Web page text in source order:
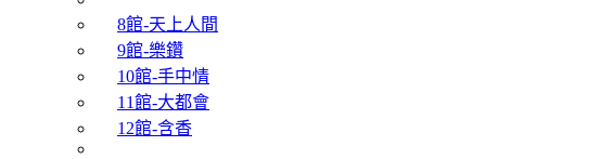
8館-天上人間
9館-樂鑽
10館-手中情
11館-大都會
12館-含香